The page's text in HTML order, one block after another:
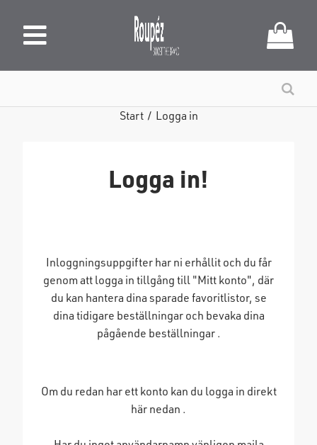
Start / Logga in
Logga in!
Inloggningsuppgifter har ni erhållit och du får
genom att logga in tillgång till "Mitt konto", där
du kan hantera dina sparade favoritlistor, se
dina tidigare beställningar och bevaka dina
pågående beställningar .
Om du redan har ett konto kan du logga in direkt
här nedan .